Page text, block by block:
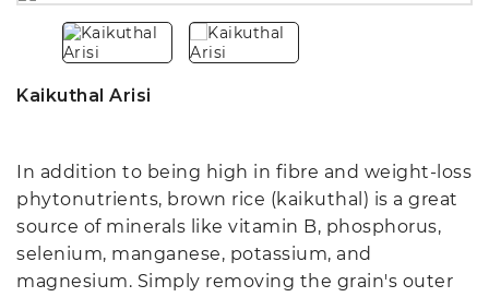
Kaikuthal Arisi
In addition to being high in fibre and weight-loss
phytonutrients, brown rice (kaikuthal) is a great
source of minerals like vitamin B, phosphorus,
selenium, manganese, potassium, and
magnesium. Simply removing the grain's outer